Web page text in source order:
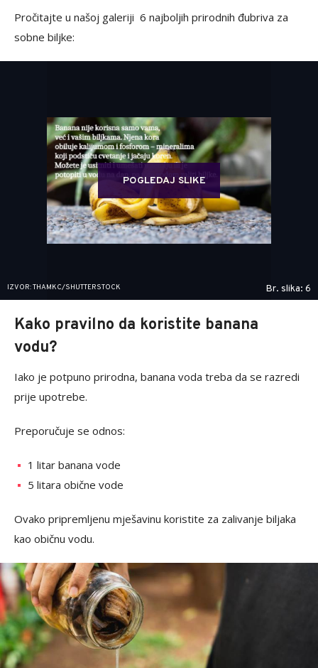
Pročitajte u našoj galeriji 6 najboljih prirodnih đubriva za
sobne biljke:
POGLEDAJ SLIKE
IZVOR: THAMKC/SHUTTERSTOCK Br. slika: 6
Kako pravilno da koristite banana
vodu?
Iako je potpuno prirodna, banana voda treba da se razredi
prije upotrebe.
Preporučuje se odnos:
1 litar banana vode
5 litara obične vode
Ovako pripremljenu mješavinu koristite za zalivanje biljaka
kao običnu vodu.